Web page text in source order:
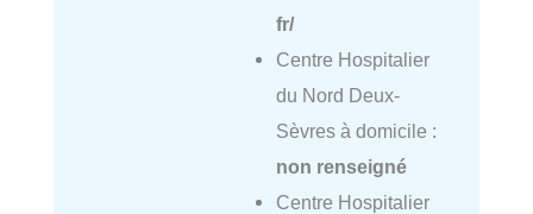
fr/
Centre Hospitalier
du Nord Deux-
Sèvres à domicile :
non renseigné
Centre Hospitalier